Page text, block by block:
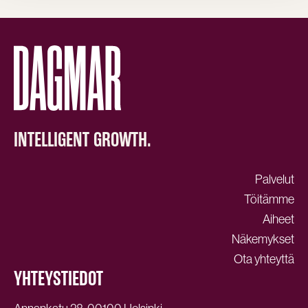
INTELLIGENT GROWTH.
Palvelut
Töitämme
Aiheet
Näkemykset
Ota yhteyttä
YHTEYSTIEDOT